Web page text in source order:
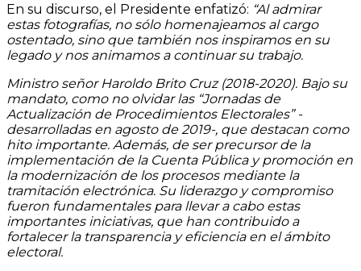
En su discurso, el Presidente enfatizó: “Al admirar
estas fotografías, no sólo homenajeamos al cargo
ostentado, sino que también nos inspiramos en su
legado y nos animamos a continuar su trabajo.
Ministro señor Haroldo Brito Cruz (2018-2020). Bajo su
mandato, como no olvidar las “Jornadas de
Actualización de Procedimientos Electorales” -
desarrolladas en agosto de 2019-, que destacan como
hito importante. Además, de ser precursor de la
implementación de la Cuenta Pública y promoción en
la modernización de los procesos mediante la
tramitación electrónica. Su liderazgo y compromiso
fueron fundamentales para llevar a cabo estas
importantes iniciativas, que han contribuido a
fortalecer la transparencia y eficiencia en el ámbito
electoral.